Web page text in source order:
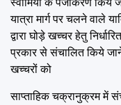
यात्रा मार्ग पर चलने वाले
द्वारा घोड़े खच्चर हेतु
प्रकार से संचालित किये
खच्चरों को
साप्ताहिक चक्रानुक्रम में